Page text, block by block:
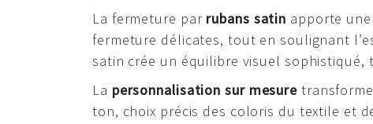
La fermeture par rubans satin apporte
fermeture délicates, tout en soulignant
satin crée un équilibre visuel sophistiqué,
La personnalisation sur mesure
ton, choix précis des coloris du textile et